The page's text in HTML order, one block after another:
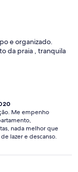
e organizado.
da praia , tranquila
Me empenho
nada melhor que
lazer e descanso.